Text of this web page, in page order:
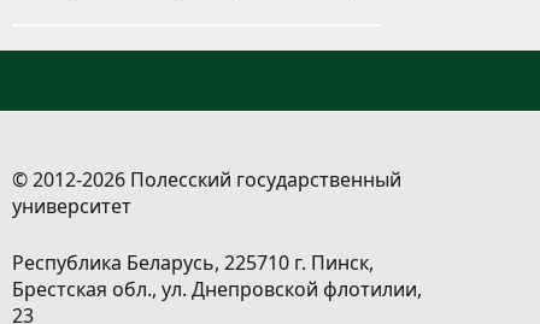
© 2012-2026 Полесский государственный
университет
Республика Беларусь, 225710 г. Пинск,
Брестская обл., ул. Днепровской флотилии,
23